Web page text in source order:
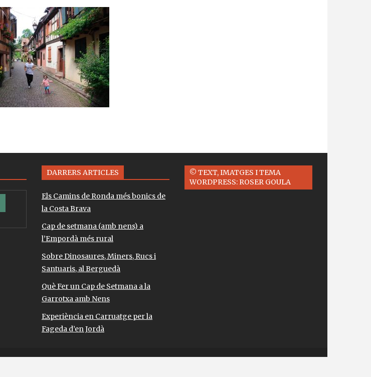
DARRERS ARTICLES
Els Camins de Ronda més bonics de
la Costa Brava
Cap de setmana (amb nens) a
l’Empordà més rural
Sobre Dinosaures, Miners, Rucs i
Santuaris, al Berguedà
Què Fer un Cap de Setmana a la
Garrotxa amb Nens
Experiència en Carruatge per la
Fageda d’en Jordà
© TEXT, IMATGES I TEMA
WORDPRESS: ROSER GOULA